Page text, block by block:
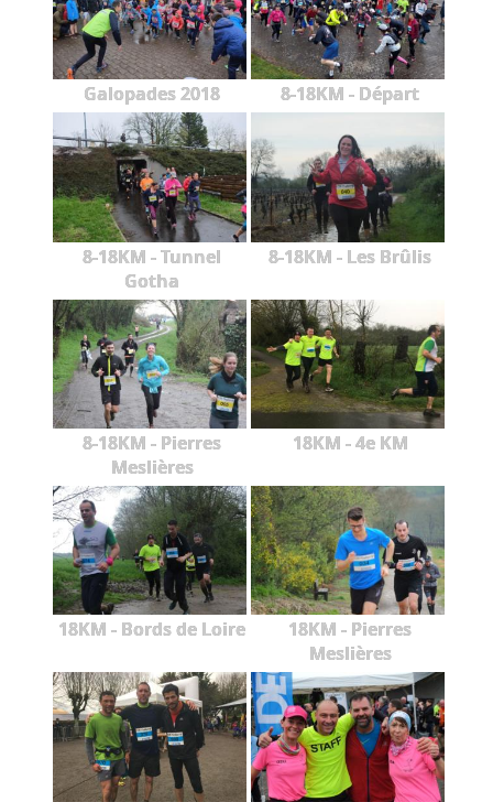
Galopades 2018 8-18KM - Départ
8-18KM - Tunnel
Gotha
8-18KM - Les Brûlis
8-18KM - Pierres
Meslières
18KM - 4e KM
18KM - Bords de Loire
18KM - Pierres
Meslières